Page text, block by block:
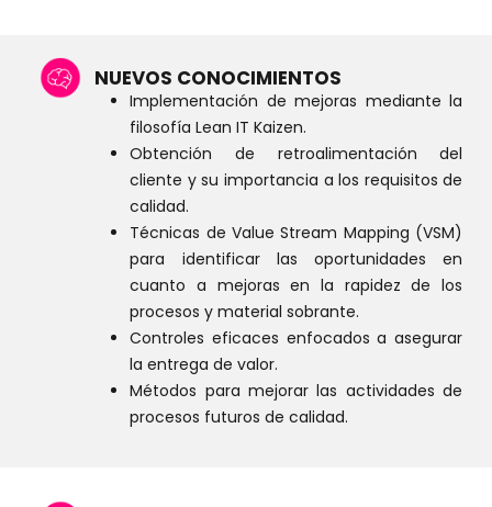
NUEVOS CONOCIMIENTOS
Implementación de mejoras mediante la
filosofía Lean IT Kaizen.
Obtención de retroalimentación del
cliente y su importancia a los requisitos de
calidad.
Técnicas de Value Stream Mapping (VSM)
para identificar las oportunidades en
cuanto a mejoras en la rapidez de los
procesos y material sobrante.
Controles eficaces enfocados a asegurar
la entrega de valor.
Métodos para mejorar las actividades de
procesos futuros de calidad.